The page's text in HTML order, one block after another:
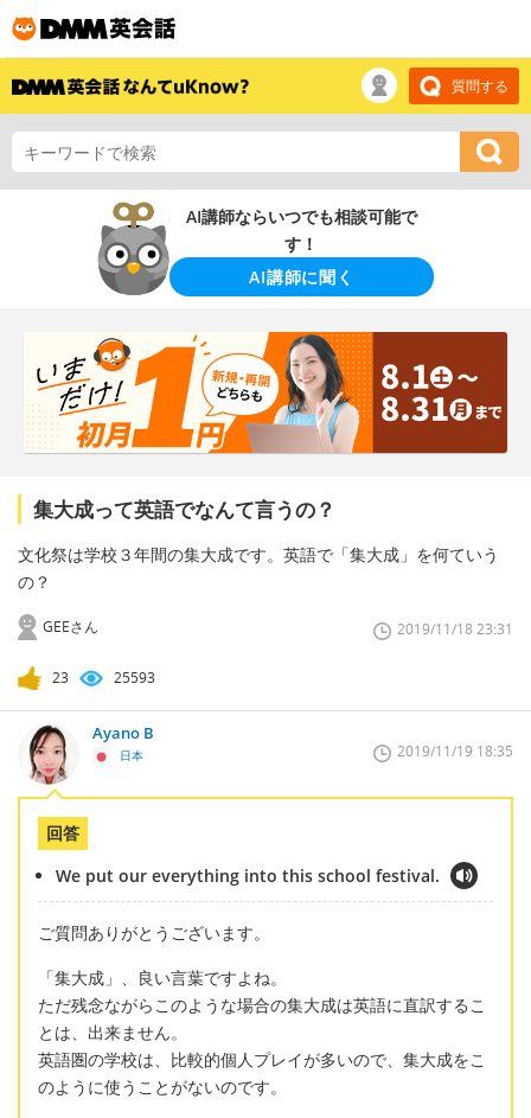
質問する
AI講師ならいつでも相談可能で
す！
AI講師に聞く
集大成って英語でなんて言うの？
文化祭は学校３年間の集大成です。英語で「集大成」を何ていう
の？
GEEさん 2019/11/18 23:31
23 25593
Ayano B
日本 2019/11/19 18:35
回答
We put our everything into this school festival.
ご質問ありがとうございます。
「集大成」、良い言葉ですよね。
ただ残念ながらこのような場合の集大成は英語に直訳するこ
とは、出来ません。
英語圏の学校は、比較的個人プレイが多いので、集大成をこ
のように使うことがないのです。